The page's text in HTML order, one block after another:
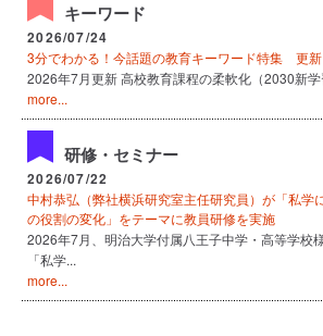
キーワード
2026/07/24
3分でわかる！今話題の教育キーワード特集 更新
2026年7月更新 高校教育課程の柔軟化（2030新
more...
研修・セミナー
2026/07/22
中村恭弘（弊社横浜研究室主任研究員）が「私学
の役割の変化」をテーマに教員研修を実施
2026年7月、明治大学付属八王子中学・高等学校
「私学...
more...